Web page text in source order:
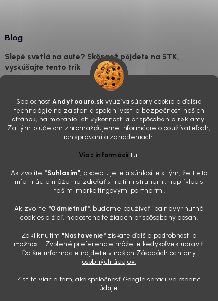
Spoločnosť Andyhoauto.sk využíva súbory cookie a ďalšie
technológie na zaistenie spoľahlivosti a bezpečnosti našich
stránok, na meranie ich výkonnosti a prispôsobenie reklamy.
Za týmto účelom zhromažďujeme informácie o používateľoch,
ich správaní a zariadeniach.
Viac informáciítu.
Ak zvolíte "Súhlasím", akceptujete a súhlasíte s tým, že tieto
informácie môžeme zdieľať s tretími stranami, napríklad s
našimi marketingovými partnermi.
Ak zvolíte "Odmietnuť", budeme používať iba nevyhnutné
cookies a žiaľ, nedostanete žiaden prispôsobený obsah.
Zakliknutím "Nastavenie" získate ďalšie podrobnosti a
možnosti. Zvolené preferencie môžete kedykoľvek upraviť.
Ďalšie informácie nájdete v našich Zásadách ochrany
osobných údajov.
Zistite viac o tom, ako spoločnosť Google spracúva osobné
údaje.
Blog
Slepé svetlá na aute? Skôr než pôjdete na STK,
vyskúšajte tento trik
skutočnosti je? Často za to môžu práve „slepé“ svetlomety. Ten
mliečny, drsný povrch nie je len estetická vada. Keď slnko a soľ urobia
svoje, plexisklo začne svetlo rozptyľovať namiesto to...
Zabudnite na handru. Ak chcete mať auto naozaj čisté,
Poznáte ten moment. Vonku svieti slnko, vy sedíte v čerstvo
„upratanom“ aute, no pri pohľade na palubnú dosku vás ide poraziť. V
mriežkach ventilácie, okolo tlačidiel a v švíkoch sedačiek na vás stále
drzo pozerá prach. Handra ani vysávač tam jednodu...
Detailing nemusí stáť výplatu: 5 kúskov autokozmetiky,
31.7.2026
Sobotné ráno, káva v ruke a pred vami zaprášená kapota. Pre
niekoho nuda, pre nás najlepší relax. Lenže keď si v košíku spočítate
pokaziť náladu. Dobrá správa je, že aj profi výbava ...